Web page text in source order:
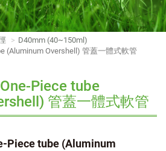
D40mm (40~150ml)
(Aluminum Overshell) 管蓋一體式軟管
Piece tube
管蓋一體式軟管
Piece tube (Aluminum